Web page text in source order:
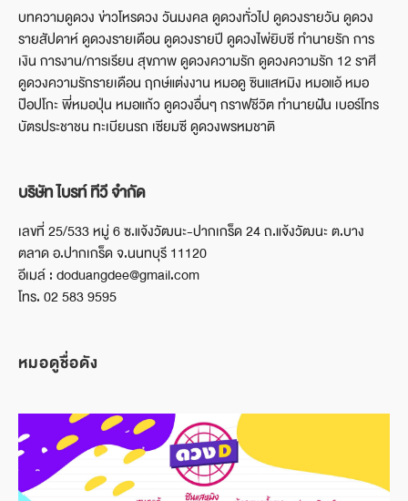
บทความดูดวง ข่าวโหรดวง วันมงคล ดูดวงทั่วไป ดูดวงรายวัน ดูดวง
รายสัปดาห์ ดูดวงรายเดือน ดูดวงรายปี ดูดวงไพ่ยิบซี ทำนายรัก การ
เงิน การงาน/การเรียน สุขภาพ ดูดวงความรัก ดูดวงความรัก 12 ราศี
ดูดวงความรักรายเดือน ฤกษ์แต่งงาน หมอดู ซินแสหมิง หมอแอ้ หมอ
ป๊อปโกะ พี่หมอปุ่น หมอแก้ว ดูดวงอื่นๆ กราฟชีวิต ทำนายฝัน เบอร์โทร
บัตรประชาชน ทะเบียนรถ เซียมซี ดูดวงพรหมชาติ
บริษัท ไบรท์ ทีวี จำกัด
เลขที่ 25/533 หมู่ 6 ซ.แจ้งวัฒนะ-ปากเกร็ด 24 ถ.แจ้งวัฒนะ ต.บาง
ตลาด อ.ปากเกร็ด จ.นนทบุรี 11120
อีเมล์ : doduangdee@gmail.com
โทร. 02 583 9595
หมอดูชื่อดัง